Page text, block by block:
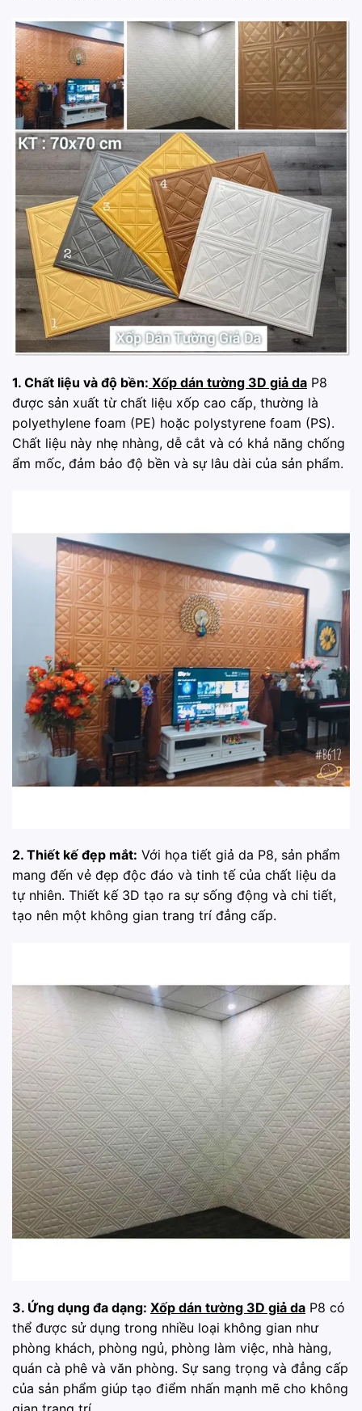
1. Chất liệu và độ bền: Xốp dán tường 3D giả da P8
được sản xuất từ chất liệu xốp cao cấp, thường là
polyethylene foam (PE) hoặc polystyrene foam (PS).
Chất liệu này nhẹ nhàng, dễ cắt và có khả năng chống
ẩm mốc, đảm bảo độ bền và sự lâu dài của sản phẩm.
2. Thiết kế đẹp mắt: Với họa tiết giả da P8, sản phẩm
mang đến vẻ đẹp độc đáo và tinh tế của chất liệu da
tự nhiên. Thiết kế 3D tạo ra sự sống động và chi tiết,
tạo nên một không gian trang trí đẳng cấp.
3. Ứng dụng đa dạng: Xốp dán tường 3D giả da P8 có
thể được sử dụng trong nhiều loại không gian như
phòng khách, phòng ngủ, phòng làm việc, nhà hàng,
quán cà phê và văn phòng. Sự sang trọng và đẳng cấp
của sản phẩm giúp tạo điểm nhấn mạnh mẽ cho không